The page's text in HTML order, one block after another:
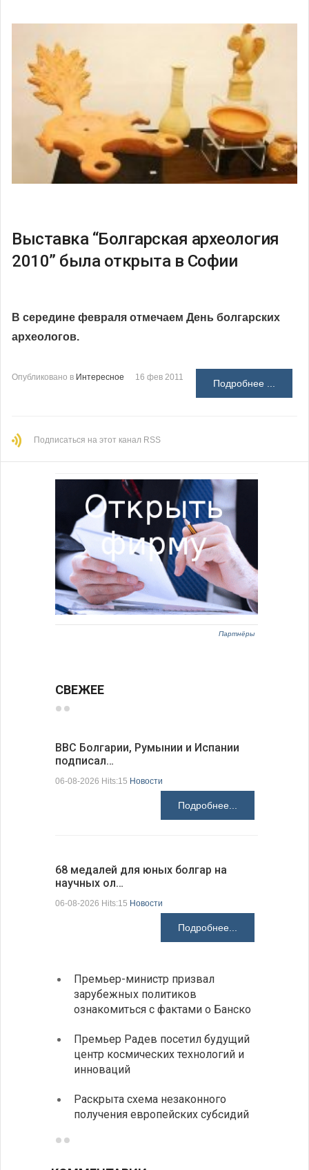
Выставка “Болгарская археология
2010” была открыта в Софии
В середине февраля отмечаем День болгарских
археологов.
Опубликовано в Интересное 16 фев 2011
Подробнее ...
Подписаться на этот канал RSS
Партнёры
СВЕЖЕЕ
ВВС Болгарии, Румынии и Испании
подписал…
06-08-2026 Hits:15 Новости
Подробнее...
68 медалей для юных болгар на
научных ол…
06-08-2026 Hits:15 Новости
Подробнее...
Премьер-министр призвал
зарубежных политиков
ознакомиться с фактами о Банско
Премьер Радев посетил будущий
центр космических технологий и
инноваций
Раскрыта схема незаконного
получения европейских субсидий